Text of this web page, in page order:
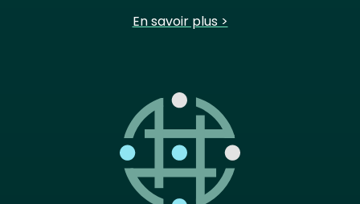
En savoir plus >